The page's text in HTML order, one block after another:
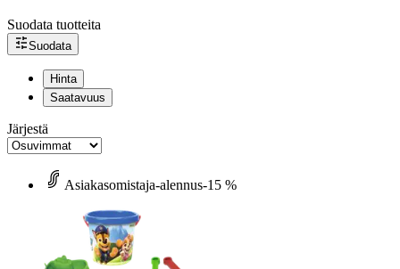
Suodata tuotteita
Suodata
Hinta
Saatavuus
Järjestä
Asiakasomistaja-alennus-15 %